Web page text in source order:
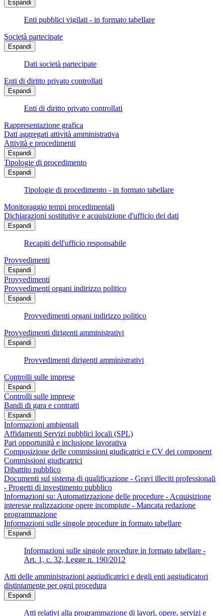
Espandi
Enti pubblici vigilati - in formato tabellare
Società partecipate
Espandi
Dati società partecipate
Enti di diritto privato controllati
Espandi
Enti di diritto privato controllati
Rappresentazione grafica
Dati aggregati attività amministrativa
Attività e procedimenti
Espandi
Tipologie di procedimento
Espandi
Tipologie di procedimento - in formato tabellare
Monitoraggio tempi procedimentali
Dichiarazioni sostitutive e acquisizione d'ufficio dei dati
Espandi
Recapiti dell'ufficio responsabile
Provvedimenti
Espandi
Provvedimenti
Provvedimenti organi indirizzo politico
Espandi
Provvedimenti organi indirizzo politico
Provvedimenti dirigenti amministrativi
Espandi
Provvedimenti dirigenti amministrativi
Controlli sulle imprese
Espandi
Controlli sulle imprese
Bandi di gara e contratti
Espandi
Informazioni ambientali
Affidamenti Servizi pubblici locali (SPL)
Pari opportunità e inclusione lavorativa
Composizione delle commissioni giudicatrici e CV dei component
Commissioni giudicatrici
Dibattito pubblico
Documenti sul sistema di qualificazione - Gravi illeciti professionali
- Progetti di investimento pubblico
Informazioni su: Automatizzazione delle procedure - Acquisizione
interesse realizzazione opere incompiute - Mancata redazione
programmazione
Informazioni sulle singole procedure in formato tabellare
Espandi
Informazioni sulle singole procedure in formato tabellare -
Art. 1, c. 32, Legge n. 190/2012
Atti delle amministrazioni aggiudicatrici e degli enti aggiudicatori
distintamente per ogni procedura
Espandi
Atti relativi alla programmazione di lavori, opere, servizi e